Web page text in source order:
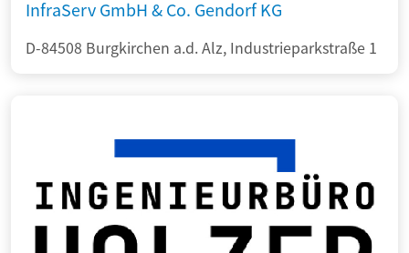
InfraServ GmbH & Co. Gendorf KG
D-84508 Burgkirchen a.d. Alz, Industrieparkstraße 1